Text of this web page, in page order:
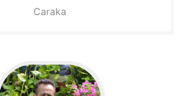
Caraka